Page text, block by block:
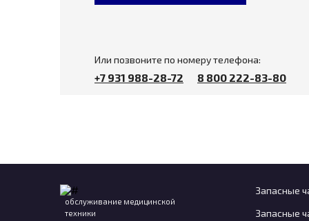
Или позвоните по номеру телефона:
+7 931 988-28-72 8 800 222-83-80
обслуживание медицинской
техники
Запасные
Запасные